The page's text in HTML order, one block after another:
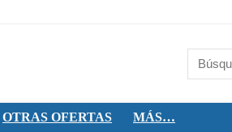
OTRAS OFERTAS MÁS…